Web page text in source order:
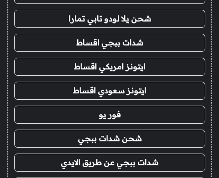
شحن يلا لودو تابي تمارا
شدات ببجي اقساط
ايتونز امريكي اقساط
ايتونز سعودي اقساط
فور يو
شحن شدات ببجي
شدات ببجي عن طريق الايدي